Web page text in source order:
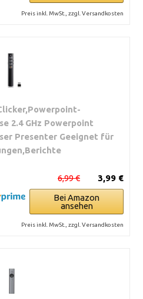
Preis inkl. MwSt., zzgl. Versandkosten
2.4 GHz Powerpoint
Presenter Geeignet für
3,99 €
6,99 €
Bei Amazon
ansehen
Preis inkl. MwSt., zzgl. Versandkosten